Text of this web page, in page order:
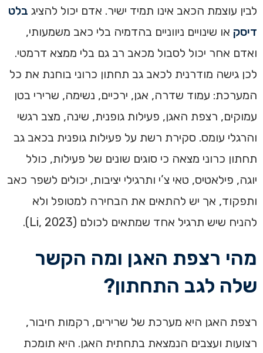
לבין עוצמת הכאב אינו תמיד ישיר. אדם יכול להציג בלט
דיסק או שינויים ניווניים בהדמיה בלי כאב משמעותי,
ואדם אחר יכול לסבול מכאב רב גם בלי ממצא דרמטי.
לכן גישה מודרנית לכאב גב תחתון כרוני בוחנת את כל
המערכת: עמוד שדרה, אגן, ירכיים, נשימה, שרירי בטן
עמוקים, רצפת האגן, פעילות גופנית, שינה, מצב רגשי
והרגלי עומס. סקירת רשת על פעילות גופנית בכאב גב
תחתון כרוני מצאה כי סוגים שונים של פעילות, כולל
יוגה, פילאטיס, טאי צ’י ותרגילי יציבות, יכולים לשפר כאב
ותפקוד, אך יש להתאים את הבחירה למטופל ולא
להניח שיש תרגיל אחד שמתאים לכולם (Li, 2023).
מהי רצפת האגן ומה הקשר
שלה לגב התחתון?
רצפת האגן היא מערכת של שרירים, רקמות חיבור,
רצועות ועצבים הנמצאת בתחתית האגן. היא תומכת